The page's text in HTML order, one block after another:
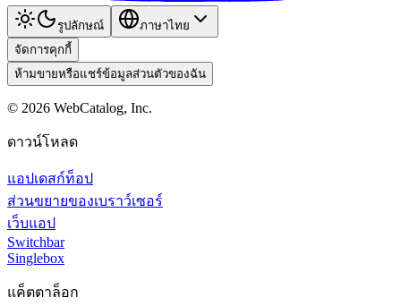
รูปลักษณ์
ภาษาไทย
จัดการคุกกี้
ห้ามขายหรือแชร์ข้อมูลส่วนตัวของฉัน
© 2026 WebCatalog, Inc.
ดาวน์โหลด
แอปเดสก์ท็อป
ส่วนขยายของเบราว์เซอร์
เว็บแอป
Switchbar
Singlebox
แค็ตตาล็อก